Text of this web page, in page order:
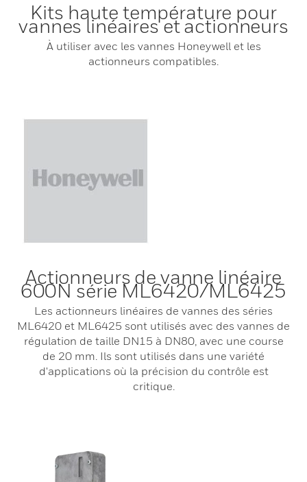
Kits haute température pour
vannes linéaires et actionneurs
À utiliser avec les vannes Honeywell et les
actionneurs compatibles.
Actionneurs de vanne linéaire
600N série ML6420/ML6425
Les actionneurs linéaires de vannes des séries
ML6420 et ML6425 sont utilisés avec des vannes de
régulation de taille DN15 à DN80, avec une course
de 20 mm. Ils sont utilisés dans une variété
d'applications où la précision du contrôle est
critique.